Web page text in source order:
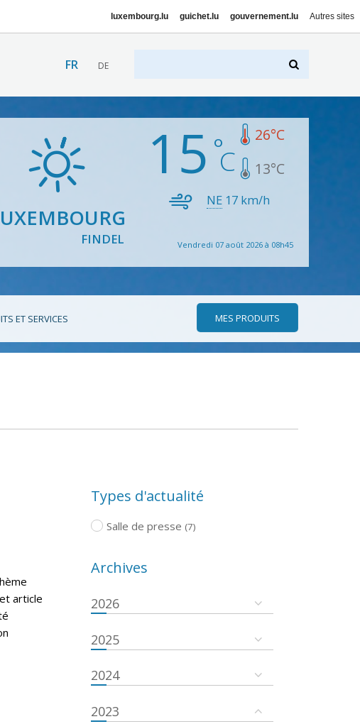
luxembourg.lu guichet.lu gouvernement.lu Autres sites
FR DE
FINDEL
15 26°C
13°C
NE 17 km/h
Vendredi 07 août 2026 à 08h45
ET SERVICES MES PRODUITS
article
Types d'actualité
Salle de presse (7)
Archives
2026
2025
2024
2023